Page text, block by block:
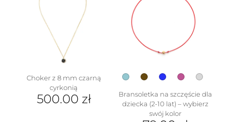
stronie
produktu
wariantów.
stronie
Choker z 8 mm czarną
cyrkonią
500.00 zł
Bransoletka na szczęście dla
dziecka (2-10 lat) – wybierz
swój kolor